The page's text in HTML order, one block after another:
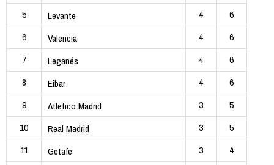
5
Levante 4
6
6
Valencia 4
6
7
Leganés 4
6
8
Eibar 4
6
9
Atletico Madrid 3
5
10
Real Madrid 3
5
11
Getafe 3
4